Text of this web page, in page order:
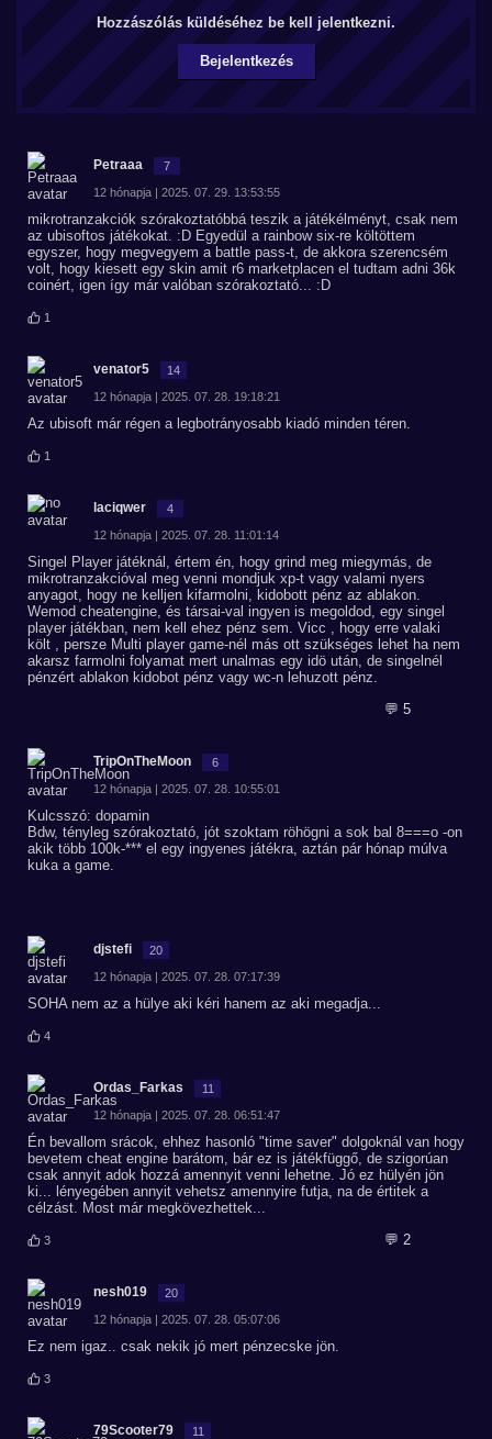
Hozzászólás küldéséhez be kell jelentkezni.
Bejelentkezés
Petraaa 7
12 hónapja | 2025. 07. 29. 13:53:55
mikrotranzakciók szórakoztatóbbá teszik a játékélményt, csak nem
az ubisoftos játékokat. :D Egyedül a rainbow six-re költöttem
egyszer, hogy megvegyem a battle pass-t, de akkora szerencsém
volt, hogy kiesett egy skin amit r6 marketplacen el tudtam adni 36k
coinért, igen így már valóban szórakoztató... :D
1
venator5 14
12 hónapja | 2025. 07. 28. 19:18:21
Az ubisoft már régen a legbotrányosabb kiadó minden téren.
1
laciqwer 4
12 hónapja | 2025. 07. 28. 11:01:14
Singel Player játéknál, értem én, hogy grind meg miegymás, de
mikrotranzakcióval meg venni mondjuk xp-t vagy valami nyers
anyagot, hogy ne kelljen kifarmolni, kidobott pénz az ablakon.
Wemod cheatengine, és társai-val ingyen is megoldod, egy singel
player játékban, nem kell ehez pénz sem. Vicc , hogy erre valaki
költ , persze Multi player game-nél más ott szükséges lehet ha nem
akarsz farmolni folyamat mert unalmas egy idö után, de singelnél
pénzért ablakon kidobot pénz vagy wc-n lehuzott pénz.
💬 5
TripOnTheMoon 6
12 hónapja | 2025. 07. 28. 10:55:01
Kulcsszó: dopamin
Bdw, tényleg szórakoztató, jót szoktam röhögni a sok bal 8===o -on
akik több 100k-*** el egy ingyenes játékra, aztán pár hónap múlva
kuka a game.
djstefi 20
12 hónapja | 2025. 07. 28. 07:17:39
SOHA nem az a hülye aki kéri hanem az aki megadja...
4
Ordas_Farkas 11
12 hónapja | 2025. 07. 28. 06:51:47
Én bevallom srácok, ehhez hasonló "time saver" dolgoknál van hogy
bevetem cheat engine barátom, bár ez is játékfüggő, de szigorúan
csak annyit adok hozzá amennyit venni lehetne. Jó ez hülyén jön
ki... lényegében annyit vehetsz amennyire futja, na de értitek a
célzást. Most már megkövezhettek...
3 💬 2
nesh019 20
12 hónapja | 2025. 07. 28. 05:07:06
Ez nem igaz.. csak nekik jó mert pénzecske jön.
3
79Scooter79 11